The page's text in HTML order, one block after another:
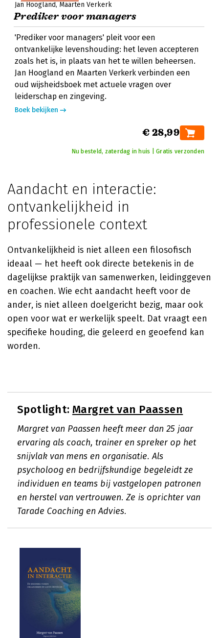
Jan Hoogland Maarten Verkerk
Prediker voor managers
'Prediker voor managers' pleit voor een
ontvankelijke levenshouding: het leven accepteren
zoals het is, in plaats van het te willen beheersen.
Jan Hoogland en Maarten Verkerk verbinden een
oud wijsheidsboek met actuele vragen over
leiderschap en zingeving.
Boek bekijken
€ 28,99
Nu besteld, zaterdag in huis | Gratis verzonden
Aandacht en interactie:
ontvankelijkheid in
professionele context
Ontvankelijkheid is niet alleen een filosofisch
ideaal — het heeft ook directe betekenis in de
dagelijkse praktijk van samenwerken, leidinggeven
en coachen. Wie echt aandacht heeft voor de
ander, is niet alleen doelgericht bezig, maar ook
open voor wat er werkelijk speelt. Dat vraagt een
specifieke houding, die geleerd en geoefend kan
worden.
Spotlight: Margret van Paassen
Margret van Paassen heeft meer dan 25 jaar
ervaring als coach, trainer en spreker op het
snijvlak van mens en organisatie. Als
psycholoog en bedrijfskundige begeleidt ze
individuen en teams bij vastgelopen patronen
en herstel van vertrouwen. Ze is oprichter van
Tarade Coaching en Advies.